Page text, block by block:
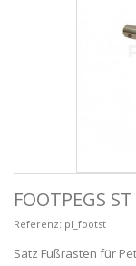
FOOTPEGS
Referenz: pl_footst
Satz Fußrasten für